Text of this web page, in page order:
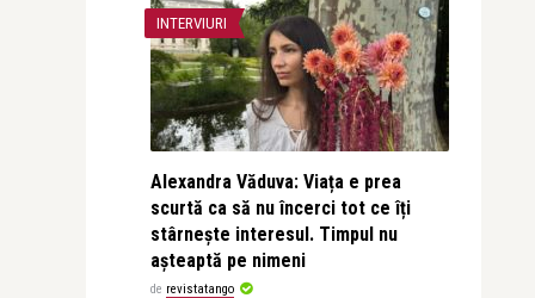
INTERVIURI
Alexandra Văduva: Viața e prea
scurtă ca să nu încerci tot ce îți
stârnește interesul. Timpul nu
așteaptă pe nimeni
de revistatango